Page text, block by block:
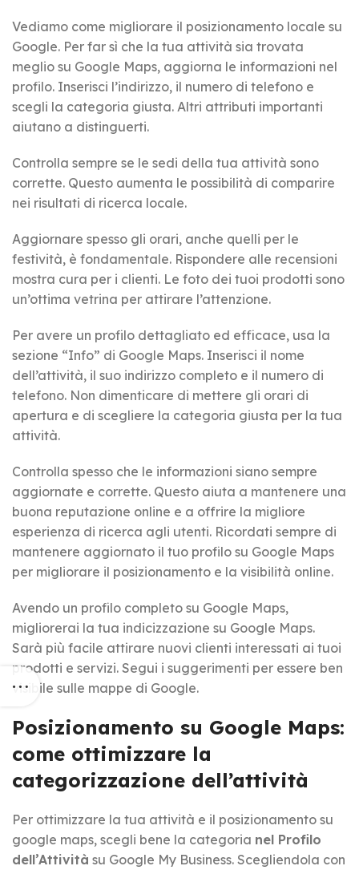
Vediamo come migliorare il posizionamento locale su
Google. Per far sì che la tua attività sia trovata
meglio su Google Maps, aggiorna le informazioni nel
profilo. Inserisci l’indirizzo, il numero di telefono e
scegli la categoria giusta. Altri attributi importanti
aiutano a distinguerti.
Controlla sempre se le sedi della tua attività sono
corrette. Questo aumenta le possibilità di comparire
nei risultati di ricerca locale.
Aggiornare spesso gli orari, anche quelli per le
festività, è fondamentale. Rispondere alle recensioni
mostra cura per i clienti. Le foto dei tuoi prodotti sono
un’ottima vetrina per attirare l’attenzione.
Per avere un profilo dettagliato ed efficace, usa la
sezione “Info” di Google Maps. Inserisci il nome
dell’attività, il suo indirizzo completo e il numero di
telefono. Non dimenticare di mettere gli orari di
apertura e di scegliere la categoria giusta per la tua
attività.
Controlla spesso che le informazioni siano sempre
aggiornate e corrette. Questo aiuta a mantenere una
buona reputazione online e a offrire la migliore
esperienza di ricerca agli utenti. Ricordati sempre di
mantenere aggiornato il tuo profilo su Google Maps
per migliorare il posizionamento e la visibilità online.
Avendo un profilo completo su Google Maps,
migliorerai la tua indicizzazione su Google Maps.
Sarà più facile attirare nuovi clienti interessati ai tuoi
prodotti e servizi. Segui i suggerimenti per essere ben
visibile sulle mappe di Google.
Posizionamento su Google Maps:
come ottimizzare la
categorizzazione dell’attività
Per ottimizzare la tua attività e il posizionamento su
google maps, scegli bene la categoria nel Profilo
dell’Attività su Google My Business. Scegliendola con